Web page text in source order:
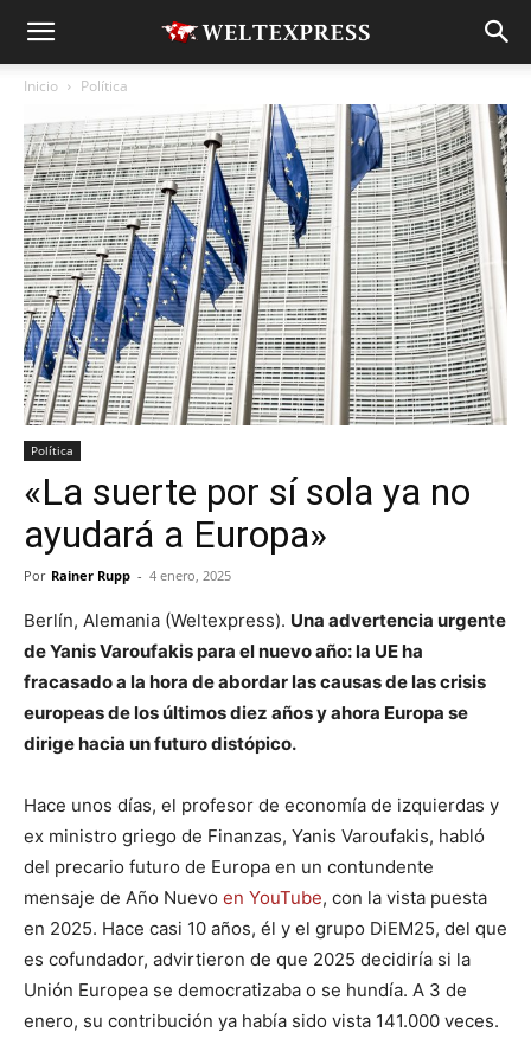
Inicio Política
Política
«La suerte por sí sola ya no
ayudará a Europa»
Por Rainer Rupp - 4 enero, 2025
Berlín, Alemania (Weltexpress). Una advertencia urgente
de Yanis Varoufakis para el nuevo año: la UE ha
fracasado a la hora de abordar las causas de las crisis
europeas de los últimos diez años y ahora Europa se
dirige hacia un futuro distópico.
Hace unos días, el profesor de economía de izquierdas y
ex ministro griego de Finanzas, Yanis Varoufakis, habló
del precario futuro de Europa en un contundente
mensaje de Año Nuevo en YouTube, con la vista puesta
en 2025. Hace casi 10 años, él y el grupo DiEM25, del que
es cofundador, advirtieron de que 2025 decidiría si la
Unión Europea se democratizaba o se hundía. A 3 de
enero, su contribución ya había sido vista 141.000 veces.